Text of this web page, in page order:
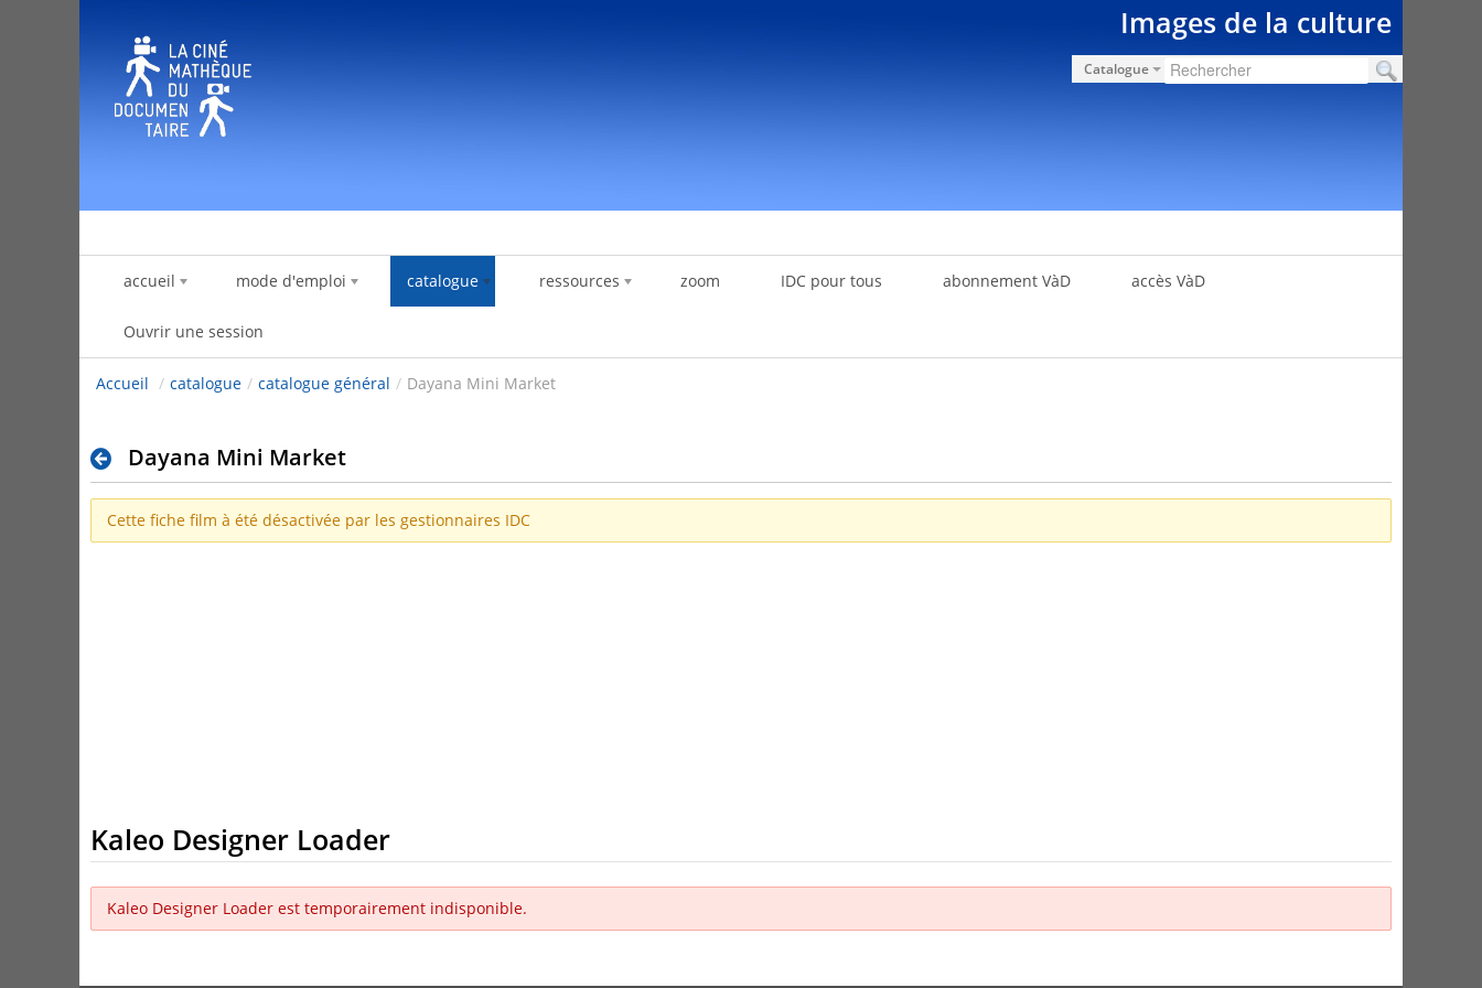
Images de la culture
Catalogue
accueil mode d'emploi catalogue ressources zoom IDC pour tous abonnement VàD accès VàD
Ouvrir une session
Accueil / catalogue / catalogue général / Dayana Mini Market
Dayana Mini Market
Cette fiche film à été désactivée par les gestionnaires IDC
Kaleo Designer Loader
Kaleo Designer Loader est temporairement indisponible.